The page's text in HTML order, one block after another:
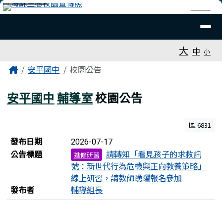
跳至主內容區
臺南市安平國中全球資訊網
大 中 小
主內容區域
Home安平國中 校園公告
安平國中 輔導室校園公告
6831
新聞列表
發布日期 2026-07-17
公告標題 進修研習
請轉知「看見孩子的求救訊
號：新世代行為危機與正向教養策略」
線上研習，請教師踴躍報名參加
發布者
輔導組長
頁尾區域